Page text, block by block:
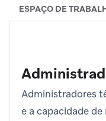
ESPAÇO DE
Administradores
e a capacidade